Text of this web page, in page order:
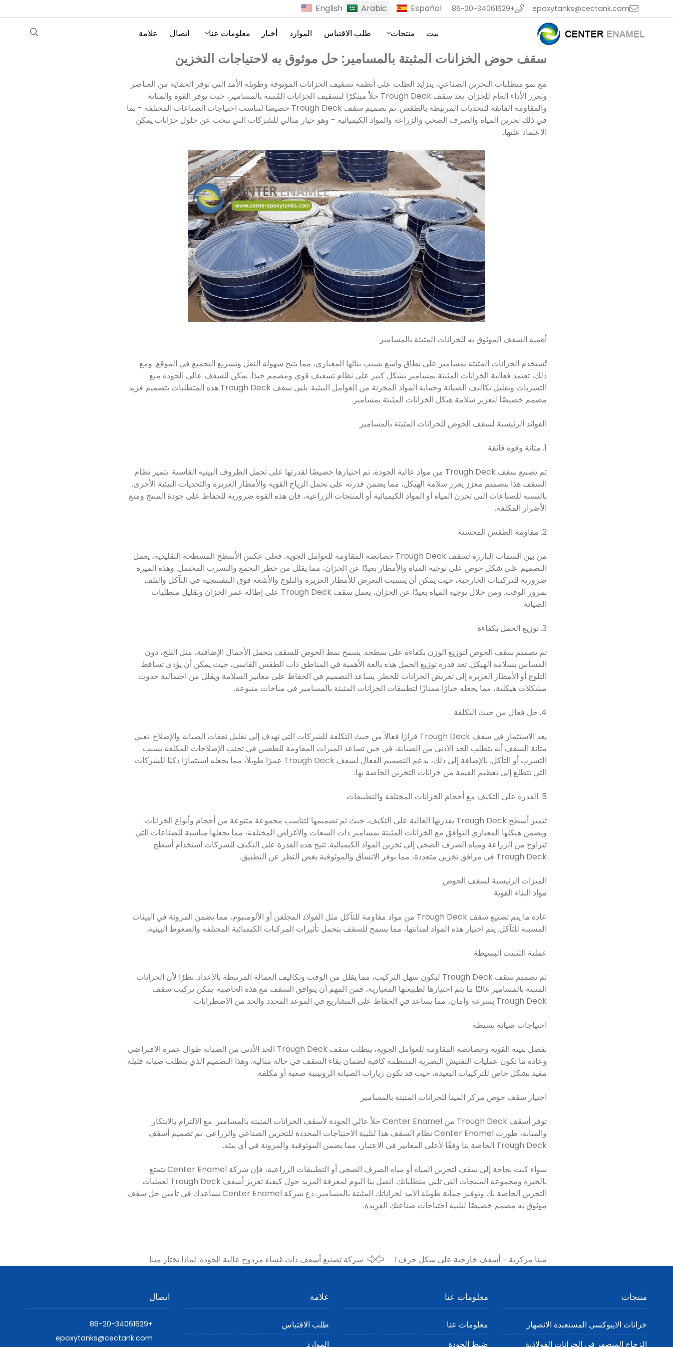
epoxytanks@cectank.com
+86-20-34061629
English Arabic Español
بيت منتجات طلب الاقتباس الموارد أخبار معلومات عنا اتصال علامة
سقف حوض الخزانات المثبتة بالمسامير: حل موثوق به لاحتياجات التخزين
مع نمو متطلبات التخزين الصناعي، يتزايد الطلب على أنظمة تسقيف الخزانات الموثوقة وطويلة الأمد التي توفر الحماية من العناصر
وتعزز الأداء العام للخزان. يعد سقف Trough Deck حلاً مبتكرًا لتسقيف الخزانات المُثبتة بالمسامير، حيث يوفر القوة والمتانة
والمقاومة الفائقة للتحديات المرتبطة بالطقس. تم تصميم سقف Trough Deck خصيصًا لتناسب احتياجات الصناعات المختلفة - بما
في ذلك تخزين المياه والصرف الصحي والزراعة والمواد الكيميائية - وهو خيار مثالي للشركات التي تبحث عن حلول خزانات يمكن
الاعتماد عليها.
أهمية السقف الموثوق به للخزانات المثبتة بالمسامير
تُستخدم الخزانات المثبتة بمسامير على نطاق واسع بسبب بنائها المعياري، مما يتيح سهولة النقل وتسريع التجميع في الموقع. ومع
ذلك، تعتمد فعالية الخزانات المثبتة بمسامير بشكل كبير على نظام تسقيف قوي ومصمم جيدًا. يمكن للسقف عالي الجودة منع
التسربات وتقليل تكاليف الصيانة وحماية المواد المخزنة من العوامل البيئية. يلبي سقف Trough Deck هذه المتطلبات بتصميم فريد
مصمم خصيصًا لتعزيز سلامة هيكل الخزانات المثبتة بمسامير.
الفوائد الرئيسية لسقف الحوض للخزانات المثبتة بالمسامير
1. متانة وقوة فائقة
تم تصنيع سقف Trough Deck من مواد عالية الجودة، تم اختيارها خصيصًا لقدرتها على تحمل الظروف البيئية القاسية. يتميز نظام
السقف هذا بتصميم معزز يعزز سلامة الهيكل، مما يضمن قدرته على تحمل الرياح القوية والأمطار الغزيرة والتحديات البيئية الأخرى.
بالنسبة للصناعات التي تخزن المياه أو المواد الكيميائية أو المنتجات الزراعية، فإن هذه القوة ضرورية للحفاظ على جودة المنتج ومنع
الأضرار المكلفة.
2. مقاومة الطقس المحسنة
من بين السمات البارزة لسقف Trough Deck خصائصه المقاومة للعوامل الجوية. فعلى عكس الأسطح المسطحة التقليدية، يعمل
التصميم على شكل حوض على توجيه المياه والأمطار بعيدًا عن الخزان، مما يقلل من خطر التجمع والتسرب المحتمل. وهذه الميزة
ضرورية للتركيبات الخارجية، حيث يمكن أن يتسبب التعرض للأمطار الغزيرة والثلوج والأشعة فوق البنفسجية في التآكل والتلف
بمرور الوقت. ومن خلال توجيه المياه بعيدًا عن الخزان، يعمل سقف Trough Deck على إطالة عمر الخزان وتقليل متطلبات
الصيانة.
3. توزيع الحمل بكفاءة
تم تصميم سقف الحوض لتوزيع الوزن بكفاءة على سطحه. يسمح نمط الحوض للسقف بتحمل الأحمال الإضافية، مثل الثلج، دون
المساس بسلامة الهيكل. تعد قدرة توزيع الحمل هذه بالغة الأهمية في المناطق ذات الطقس القاسي، حيث يمكن أن يؤدي تساقط
الثلوج أو الأمطار الغزيرة إلى تعريض الخزانات للخطر. يساعد التصميم في الحفاظ على معايير السلامة ويقلل من احتمالية حدوث
مشكلات هيكلية، مما يجعله خيارًا ممتازًا لتطبيقات الخزانات المثبتة بالمسامير في مناخات متنوعة.
4. حل فعال من حيث التكلفة
يعد الاستثمار في سقف Trough Deck قرارًا فعالاً من حيث التكلفة للشركات التي تهدف إلى تقليل نفقات الصيانة والإصلاح. تعني
متانة السقف أنه يتطلب الحد الأدنى من الصيانة، في حين تساعد الميزات المقاومة للطقس في تجنب الإصلاحات المكلفة بسبب
التسرب أو التآكل. بالإضافة إلى ذلك، يدعم التصميم الفعال لسقف Trough Deck عمرًا طويلاً، مما يجعله استثمارًا ذكيًا للشركات
التي تتطلع إلى تعظيم القيمة من خزانات التخزين الخاصة بها.
5. القدرة على التكيف مع أحجام الخزانات المختلفة والتطبيقات
تتميز أسطح Trough Deck بقدرتها العالية على التكيف، حيث تم تصميمها لتناسب مجموعة متنوعة من أحجام وأنواع الخزانات.
ويضمن هيكلها المعياري التوافق مع الخزانات المثبتة بمسامير ذات السعات والأغراض المختلفة، مما يجعلها مناسبة للصناعات التي
تتراوح من الزراعة ومياه الصرف الصحي إلى تخزين المواد الكيميائية. تتيح هذه القدرة على التكيف للشركات استخدام أسطح
Trough Deck في مرافق تخزين متعددة، مما يوفر الاتساق والموثوقية بغض النظر عن التطبيق.
الميزات الرئيسية لسقف الحوض
مواد البناء القوية
عادة ما يتم تصنيع سقف Trough Deck من مواد مقاومة للتآكل مثل الفولاذ المجلفن أو الألومنيوم، مما يضمن المرونة في البيئات
المسببة للتآكل. يتم اختيار هذه المواد لمتانتها، مما يسمح للسقف بتحمل تأثيرات المركبات الكيميائية المختلفة والضغوط البيئية.
عملية التثبيت البسيطة
تم تصميم سقف Trough Deck ليكون سهل التركيب، مما يقلل من الوقت وتكاليف العمالة المرتبطة بالإعداد. نظرًا لأن الخزانات
المثبتة بالمسامير غالبًا ما يتم اختيارها لطبيعتها المعيارية، فمن المهم أن يتوافق السقف مع هذه الخاصية. يمكن تركيب سقف
Trough Deck بسرعة وأمان، مما يساعد في الحفاظ على المشاريع في الموعد المحدد والحد من الاضطرابات.
احتياجات صيانة بسيطة
بفضل بنيته القوية وخصائصه المقاومة للعوامل الجوية، يتطلب سقف Trough Deck الحد الأدنى من الصيانة طوال عمره الافتراضي.
وعادة ما تكون عمليات التفتيش البصرية المنتظمة كافية لضمان بقاء السقف في حالة مثالية. وهذا التصميم الذي يتطلب صيانة قليلة
مفيد بشكل خاص للتركيبات البعيدة، حيث قد تكون زيارات الصيانة الروتينية صعبة أو مكلفة.
اختيار سقف حوض مركز المينا للخزانات المثبتة بالمسامير
توفر أسقف Trough Deck من Center Enamel حلاً عالي الجودة لأسقف الخزانات المثبتة بالمسامير. مع الالتزام بالابتكار
والمتانة، طورت Center Enamel نظام السقف هذا لتلبية الاحتياجات المحددة للتخزين الصناعي والزراعي. تم تصميم أسقف
Trough Deck الخاصة بنا وفقًا لأعلى المعايير في الاعتبار، مما يضمن الموثوقية والمرونة في أي بيئة.
سواء كنت بحاجة إلى سقف لتخزين المياه أو مياه الصرف الصحي أو التطبيقات الزراعية، فإن شركة Center Enamel تتمتع
بالخبرة ومجموعة المنتجات التي تلبي متطلباتك. اتصل بنا اليوم لمعرفة المزيد حول كيفية تعزيز أسقف Trough Deck لعمليات
التخزين الخاصة بك وتوفير حماية طويلة الأمد لخزاناتك المثبتة بالمسامير. دع شركة Center Enamel تساعدك في تأمين حل سقف
موثوق به مصمم خصيصًا لتلبية احتياجات صناعتك الفريدة.
مينا مركزية - أسقف خارجية على شكل حرف I
شركة تصنيع أسقف ذات غشاء مزدوج عالية الجودة: لماذا تختار مينا
منتجات
خزانات الايبوكسي المستعبدة الانصهار
الزجاج المنصهر في الخزانات الفولاذية
معلومات عنا
معلومات عنا
ضبط الجودة
علامة
طلب الاقتباس
الموارد
اتصال
+86-20-34061629
epoxytanks@cectank.com